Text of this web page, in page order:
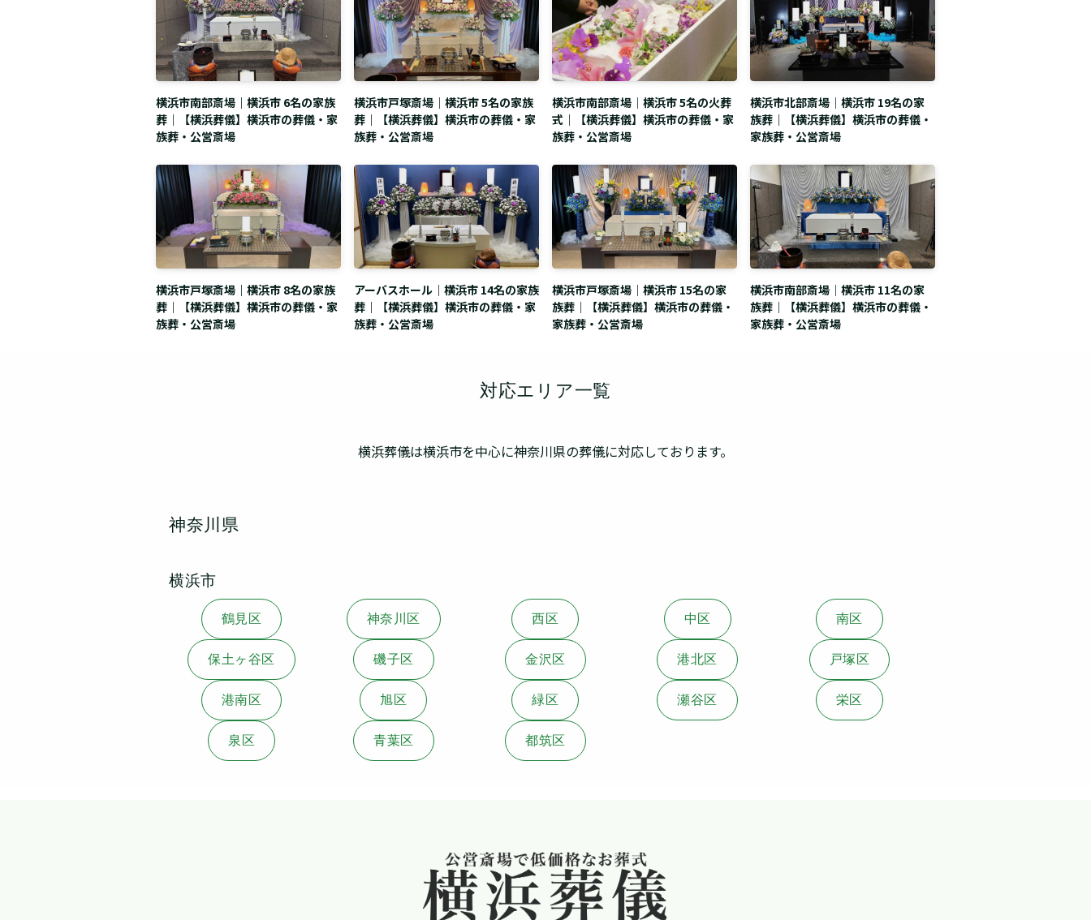
横浜市南部斎場｜横浜市 6名の家族
葬｜【横浜葬儀】横浜市の葬儀・家
族葬・公営斎場
横浜市戸塚斎場｜横浜市 5名の家族
葬｜【横浜葬儀】横浜市の葬儀・家
族葬・公営斎場
横浜市南部斎場｜横浜市 5名の火葬
式｜【横浜葬儀】横浜市の葬儀・家
族葬・公営斎場
横浜市北部斎場｜横浜市 19名の家
族葬｜【横浜葬儀】横浜市の葬儀・
家族葬・公営斎場
横浜市戸塚斎場｜横浜市 8名の家族
葬｜【横浜葬儀】横浜市の葬儀・家
族葬・公営斎場
アーバスホール｜横浜市 14名の家族
葬｜【横浜葬儀】横浜市の葬儀・家
族葬・公営斎場
横浜市戸塚斎場｜横浜市 15名の家
族葬｜【横浜葬儀】横浜市の葬儀・
家族葬・公営斎場
横浜市南部斎場｜横浜市 11名の家
族葬｜【横浜葬儀】横浜市の葬儀・
家族葬・公営斎場
対応エリア一覧
横浜葬儀は横浜市を中心に神奈川県の葬儀に対応しております。
神奈川県
横浜市
鶴見区 神奈川区 西区 中区 南区
保土ヶ谷区 磯子区 金沢区 港北区 戸塚区
港南区 旭区 緑区 瀬谷区 栄区
泉区 青葉区 都筑区